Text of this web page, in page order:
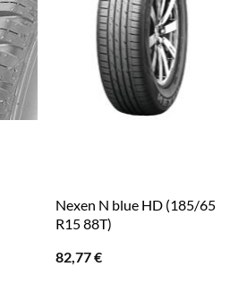
Nexen N blue HD (185/65
R15 88T)
82,77€